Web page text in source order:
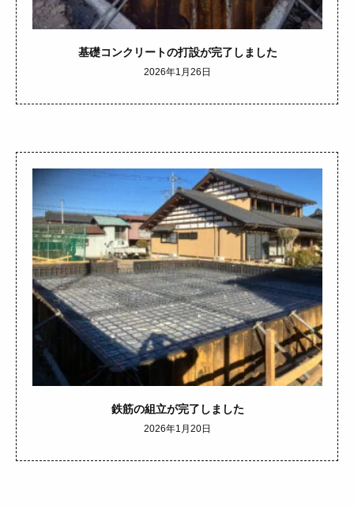
基礎コンクリートの打設が完了しました
2026年1月26日
鉄筋の組立が完了しました
2026年1月20日